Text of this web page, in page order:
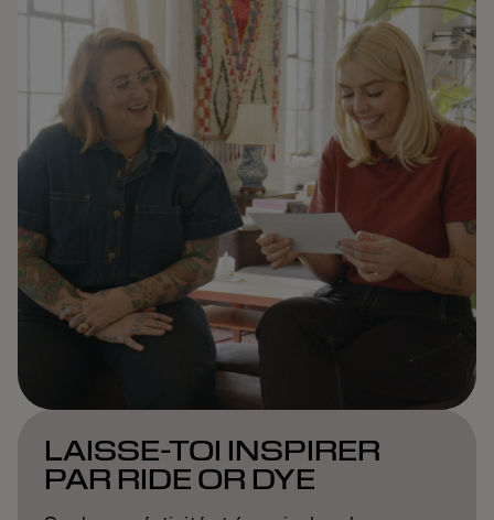
LAISSE-TOI INSPIRER
PAR RIDE OR DYE